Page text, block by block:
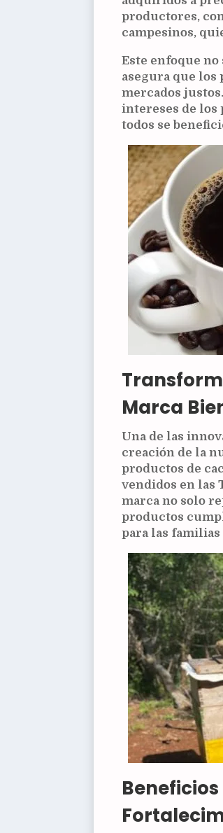
productores,
campesinos,
Este enfoque
asegura que los
mercados
intereses de los
todos se
Marca
Una de las
creación de la
productos de
vendidos en las
marca no solo
productos
para las